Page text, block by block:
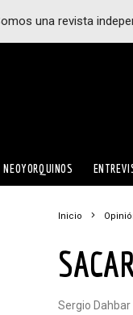
Somos una revista
NEOYORQUINOS
Inicio
Sergio Dahbar